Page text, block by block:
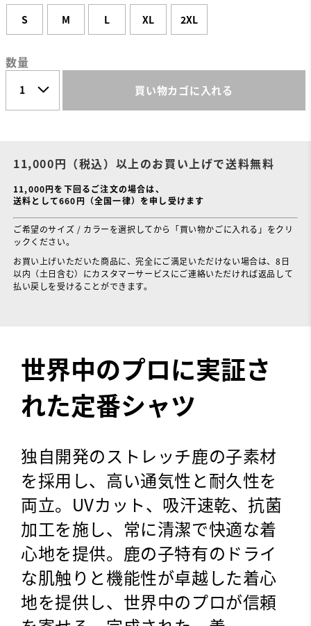
S
M L XL 2XL
数量
買い物カゴに入れる
11,000円（税込）以上のお買い上げで送料無料
11,000円を下回るご注文の場合は、
送料として660円（全国一律）を申し受けます
ご希望のサイズ / カラーを選択してから「買い物かごに入れる」をクリ
ックください。
お買い上げいただいた商品に、完全にご満足いただけない場合は、8日
以内（土日含む）にカスタマーサービスにご連絡いただければ返品して
払い戻しを受けることができます。
世界中のプロに実証さ
れた定番シャツ
独自開発のストレッチ鹿の子素材
を採用し、高い通気性と耐久性を
両立。UVカット、吸汗速乾、抗菌
加工を施し、常に清潔で快適な着
心地を提供。鹿の子特有のドライ
な肌触りと機能性が卓越した着心
地を提供し、世界中のプロが信頼